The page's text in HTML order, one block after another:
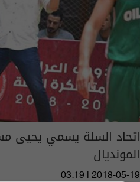
اتحاد السلة يسمي يحيى
المونديال
03:19 | 2018-05-19